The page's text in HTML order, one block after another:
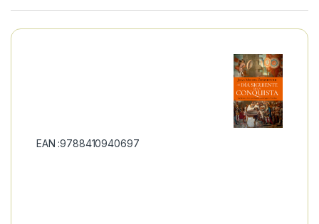
EAN :9788410940697